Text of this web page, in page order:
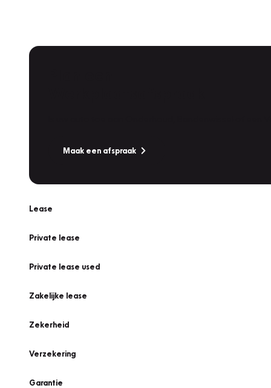
Maak een afspraak
Lease
Private lease
Private lease used
Zakelijke lease
Zekerheid
Verzekering
Garantie